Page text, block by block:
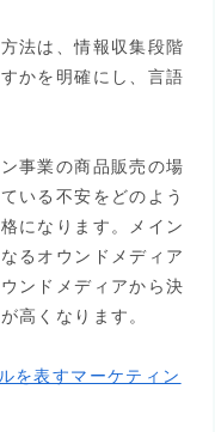
法は、情報収集段階
かを明確にし、言語
事業の商品販売の場
いる不安をどのよう
になります。メイン
るオウンドメディア
ンドメディアから決
高くなります。
を表すマーケティン